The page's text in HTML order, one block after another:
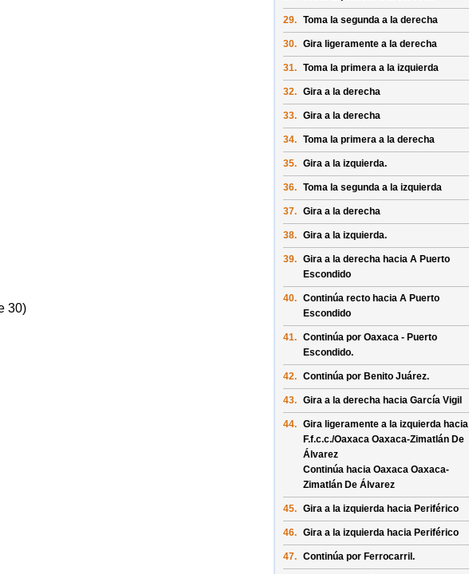
30)
29. Toma la segunda a la derecha
30. Gira ligeramente a la derecha
31. Toma la primera a la izquierda
32. Gira a la derecha
33. Gira a la derecha
34. Toma la primera a la derecha
35. Gira a la izquierda.
36. Toma la segunda a la izquierda
37. Gira a la derecha
38. Gira a la izquierda.
39. Gira a la derecha hacia A Puerto
Escondido
40. Continúa recto hacia A Puerto
Escondido
41. Continúa por Oaxaca - Puerto
Escondido.
42. Continúa por Benito Juárez.
43. Gira a la derecha hacia García Vigil
44. Gira ligeramente a la izquierda hacia
F.f.c.c./Oaxaca Oaxaca-Zimatlán De
Álvarez
Continúa hacia Oaxaca Oaxaca-
Zimatlán De Álvarez
45. Gira a la izquierda hacia Periférico
46. Gira a la izquierda hacia Periférico
47. Continúa por Ferrocarril .